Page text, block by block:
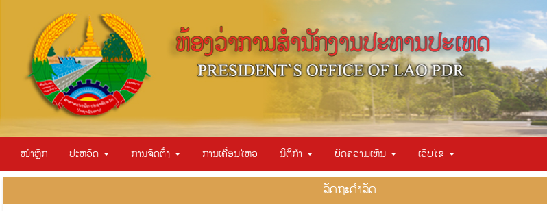
ໜ້າຫຼັກ ປະຫວັດ ການຈັດຕັ້ງ ການເຄື່ອນໄຫວ ນິຕິກຳ ບົດຄວາມເຫັນ ເວັບໄຊ
ລັດຖະດຳລັດ